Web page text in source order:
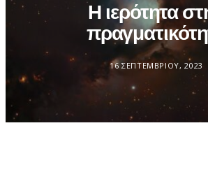
Η ιερότητα
16 ΣΕΠΤΕΜΒΡΊΟΥ, 2023